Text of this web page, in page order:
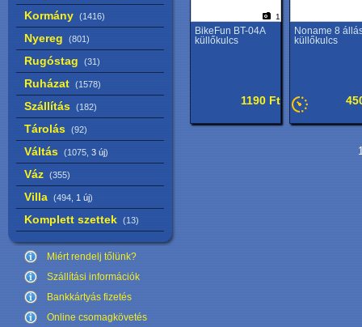
Kormány (1416)
Nyereg (801)
Rugóstag (31)
Ruházat (1578)
Szállítás (182)
Tárolás (92)
Váltás (1075, 3 új)
Váz (355)
Villa (494, 1 új)
Komplett szettek (13)
Miért rendelj tőlünk?
Szállítási információk
Bankkártyás fizetés
Online csomagkövetés
1
BikeFun BT-04A
küllőkulcs
1190 Ft
Noname 8
küllőkulcs